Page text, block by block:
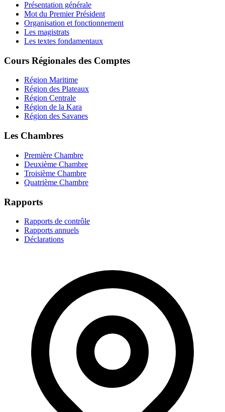
Présentation générale
Mot du Premier Président
Organisation et fonctionnement
Les magistrats
Les textes fondamentaux
Cours Régionales des Comptes
Région Maritime
Région des Plateaux
Région Centrale
Région de la Kara
Région des Savanes
Les Chambres
Première Chambre
Deuxième Chambre
Troisième Chambre
Quatrième Chambre
Rapports
Rapports de contrôle
Rapports annuels
Déclarations